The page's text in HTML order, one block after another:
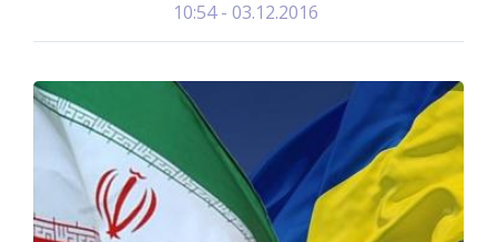
03.12.2016 - 10:54